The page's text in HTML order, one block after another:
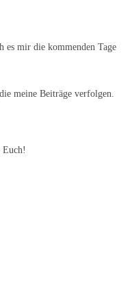
es mir die kommenden Tage
meine Beiträge verfolgen.
Euch!